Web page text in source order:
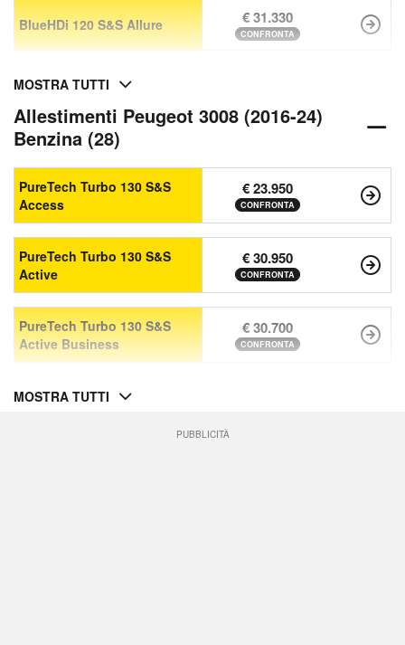
BlueHDi 120 S&S Allure € 31.330
CONFRONTA
MOSTRA TUTTI
Allestimenti Peugeot 3008 (2016-24)
Benzina (28)
PureTech Turbo 130 S&S
Access
€ 23.950
CONFRONTA
PureTech Turbo 130 S&S
Active
€ 30.950
CONFRONTA
PureTech Turbo 130 S&S
Active Business
€ 30.700
CONFRONTA
MOSTRA TUTTI
PUBBLICITÀ